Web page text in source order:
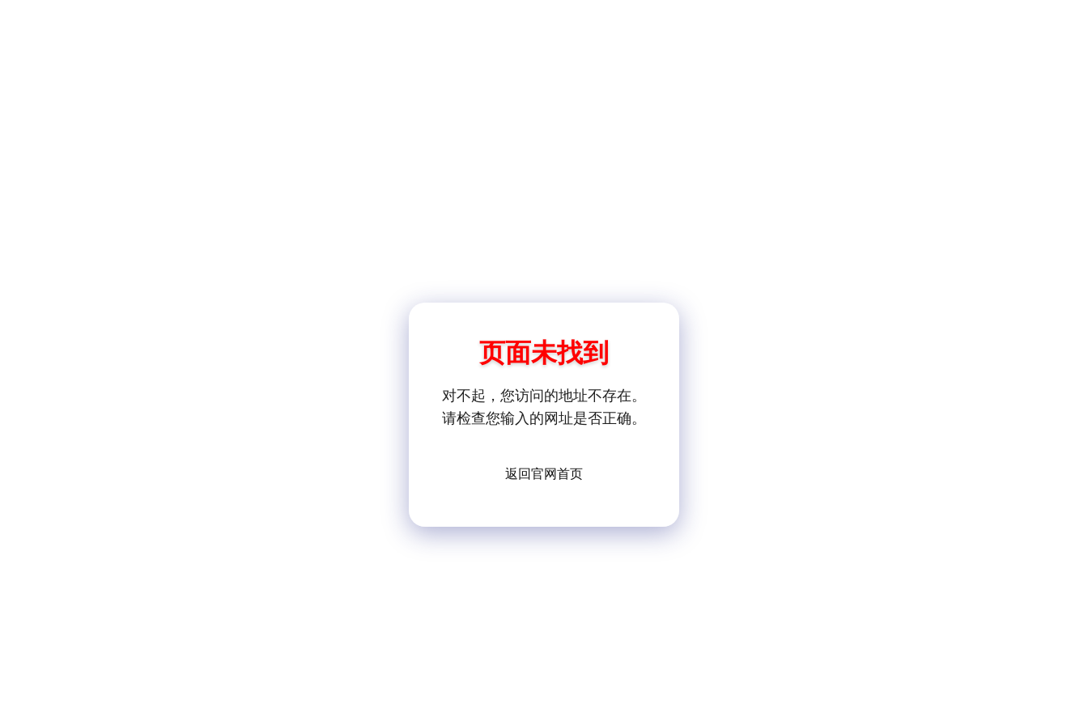
页面未找到
对不起，您访问的地址不存在。
请检查您输入的网址是否正确。
返回官网首页